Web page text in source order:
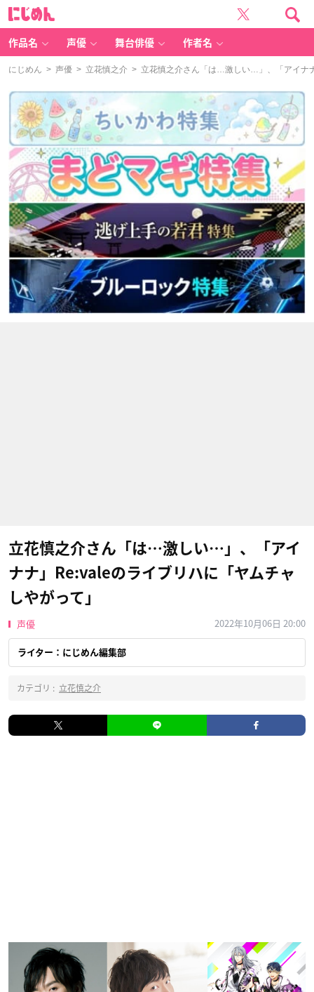
作品名 声優 舞台俳優 作者名
にじめん > 声優 > 立花慎之介 > 立花慎之介さん「は…激しい…」、「アイナ
立花慎之介さん「は…激しい…」、「アイ
ナナ」Re:valeのライブリハに「ヤムチャ
しやがって」
声優 2022年10月06日 20:00
ライター：にじめん編集部
カテゴリ : 立花慎之介